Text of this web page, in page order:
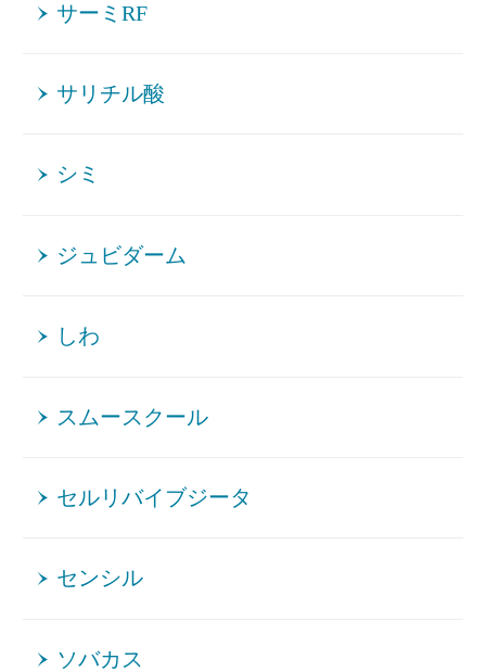
サーミRF
サリチル酸
シミ
ジュビダーム
しわ
スムースクール
セルリバイブジータ
センシル
ソバカス